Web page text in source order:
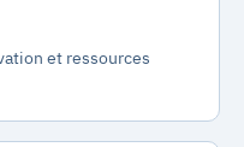
et ressources